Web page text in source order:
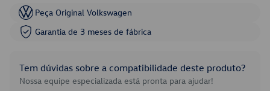
Peça Original Volkswagen
Garantia de 3 meses de fábrica
Tem dúvidas sobre a compatibilidade deste produto?
Nossa equipe especializada está pronta para ajudar!